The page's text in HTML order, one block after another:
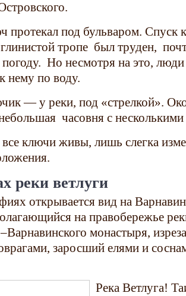
протекал под бульваром. Спуск
глинистой тропе был труден,
Но несмотря на это,
нему по воду.
— у реки, под «стрелкой».
часовня с
ключи живы, лишь слегка
реки ветлуги
открывается вид на
на правобережье
монастыря,
заросший елями и
Река Ветлуга!